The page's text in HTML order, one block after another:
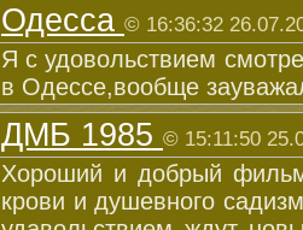
Одесса © 16:36:32
Я с удовольствием
в Одессе,вообще
ДМБ 1985 © 15:11:50
Хороший и добрый
крови и душевного